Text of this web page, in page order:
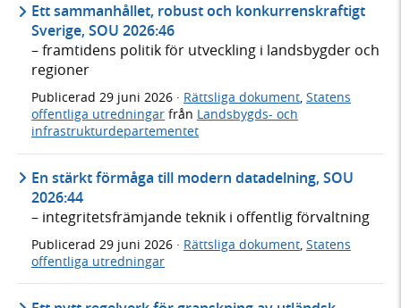
Ett sammanhållet, robust och konkurrenskraftigt
Sverige, SOU 2026:46
– framtidens politik för utveckling i landsbygder och
regioner
Publicerad 29 juni 2026 · Rättsliga dokument, Statens
offentliga utredningar från Landsbygds- och
infrastrukturdepartementet
En stärkt förmåga till modern datadelning, SOU
2026:44
– integritetsfrämjande teknik i offentlig förvaltning
Publicerad 29 juni 2026 · Rättsliga dokument, Statens
offentliga utredningar